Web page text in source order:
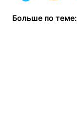
Больше по теме: